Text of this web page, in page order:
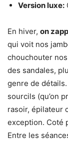
Version luxe:
En hiver, on
qui voit nos
chouchouter
des sandales,
genre de détails.
sourcils (qu’on
rasoir, épilateur
exception. Coté
Entre les